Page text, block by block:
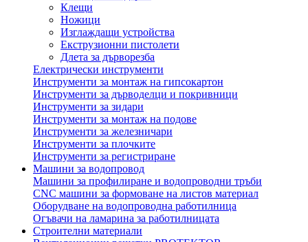
Клещи
Ножици
Изглаждащи устройства
Екструзионни пистолети
Длета за дърворезба
Електрически инструменти
Инструменти за монтаж на гипсокартон
Инструменти за дърводелци и покривници
Инструменти за зидари
Инструменти за монтаж на подове
Инструменти за железничари
Инструменти за плочките
Инструменти за регистриране
Машини за водопровод
Машини за профилиране и водопроводни тръби
CNC машини за формоване на листов материал
Оборудване на водопроводна работилница
Огъвачи на ламарина за работилницата
Строителни материали